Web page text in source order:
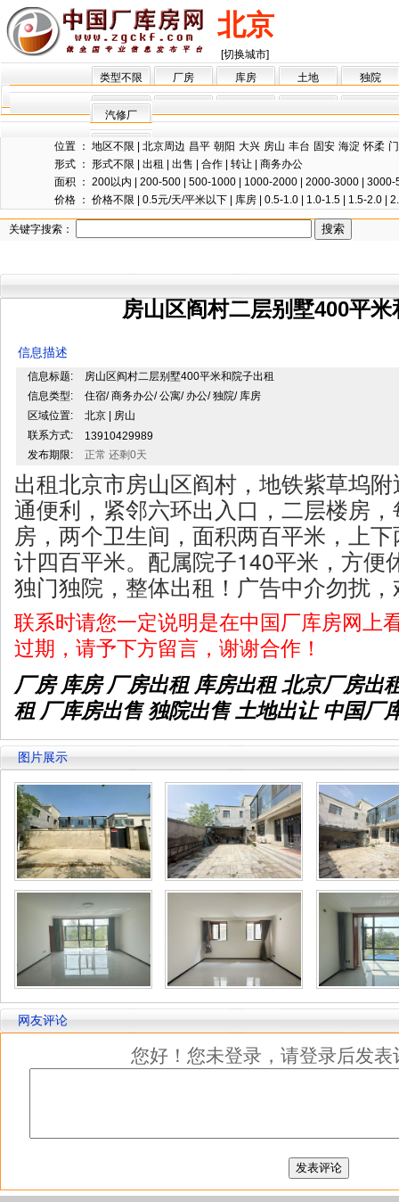
北京
[切换城市]
类型不限
厂房 库房 土地 独院
汽修厂
位置 ： 地区不限 北京周边 昌平 朝阳 大兴 房山 丰台 固安 海淀 怀柔
形式 ： 形式不限 出租 出售 合作 转让
商务办公
面积 ： 200以内 200-500 500-1000 1000-2000 2000-3000
3000-
价格 ： 价格不限 0.5元/天/平米以下 库房 0.5-1.0 1.0-1.5 1.5-2.0
关键字搜索：
房山区阎村二层别墅400平米
信息描述
信息标题:
房山区阎村二层别墅400平米和院子出租
信息类型:
住宿/ 商务办公/ 公寓/ 办公/ 独院/ 库房
区域位置:
北京 | 房山
联系方式:
13910429989
发布期限:
正常 还剩0天
出租北京市房山区阎村，地铁紫草坞
通便利，紧邻六环出入口，二层楼房
房，两个卫生间，面积两百平米，上
计四百平米。配属院子140平米，方便
独门独院，整体出租！广告中介勿扰
联系时请您一定说明是在中国厂库房网上
过期，请予下方留言，谢谢合作！
厂房 库房 厂房出租 库房出租 北京厂房出
租 厂库房出售 独院出售 土地出让 中国厂
图片展示
网友评论
您好！您未登录，请登录后发